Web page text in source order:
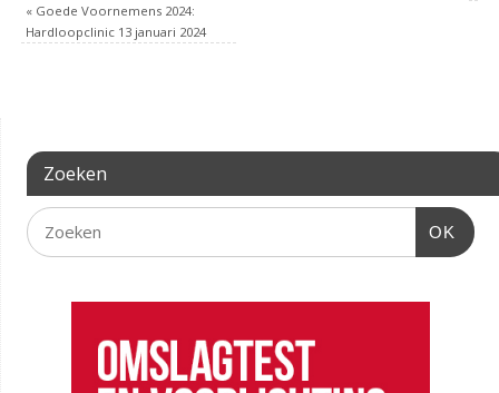
«Goede Voornemens 2024:
Hardloopclinic 13 januari 2024
Zoeken
OK